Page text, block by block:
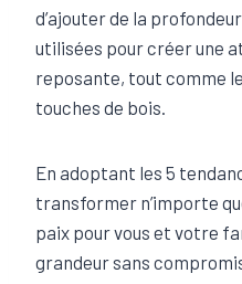
d’ajouter de la
utilisées pour créer une
reposante, tout comme
touches de bois.
En adoptant les 5
transformer n’importe
paix pour vous et votre
grandeur sans